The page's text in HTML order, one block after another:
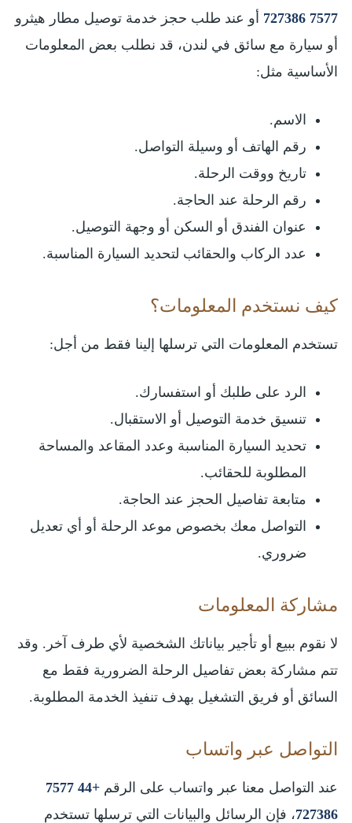
7577 727386
أو عند طلب حجز خدمة توصيل مطار هيثرو
أو سيارة مع سائق في لندن، قد نطلب بعض المعلومات
الأساسية مثل:
الاسم.
رقم الهاتف أو وسيلة التواصل.
تاريخ ووقت الرحلة.
رقم الرحلة عند الحاجة.
عنوان الفندق أو السكن أو وجهة التوصيل.
عدد الركاب والحقائب لتحديد السيارة المناسبة.
كيف نستخدم المعلومات؟
تستخدم المعلومات التي ترسلها إلينا فقط من أجل:
الرد على طلبك أو استفسارك.
تنسيق خدمة التوصيل أو الاستقبال.
تحديد السيارة المناسبة وعدد المقاعد والمساحة
المطلوبة للحقائب.
متابعة تفاصيل الحجز عند الحاجة.
التواصل معك بخصوص موعد الرحلة أو أي تعديل
ضروري.
مشاركة المعلومات
لا نقوم ببيع أو تأجير بياناتك الشخصية لأي طرف آخر. وقد
تتم مشاركة بعض تفاصيل الرحلة الضرورية فقط مع
السائق أو فريق التشغيل بهدف تنفيذ الخدمة المطلوبة.
التواصل عبر واتساب
عند التواصل معنا عبر واتساب على الرقم
+44 7577
727386، فإن الرسائل والبيانات التي ترسلها تستخدم